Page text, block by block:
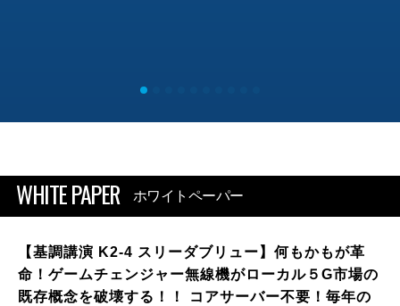
WHITE PAPER ホワイトペーパー
【基調講演 K2-4 スリーダブリュー】何もかもが革
命！ゲームチェンジャー無線機がローカル５G市場の
既存概念を破壊する！！ コアサーバー不要！毎年の